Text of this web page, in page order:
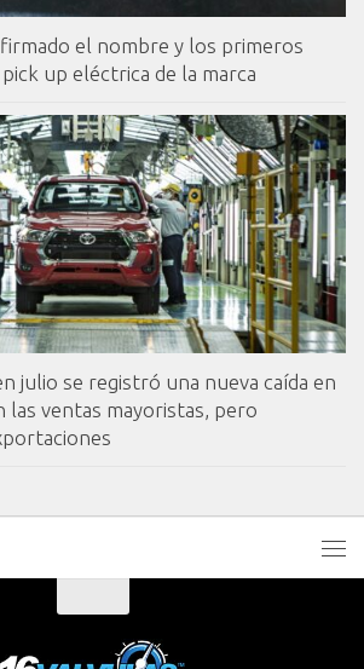
el nombre y los primeros
up eléctrica de la marca
julio se registró una nueva caída en
las ventas mayoristas, pero